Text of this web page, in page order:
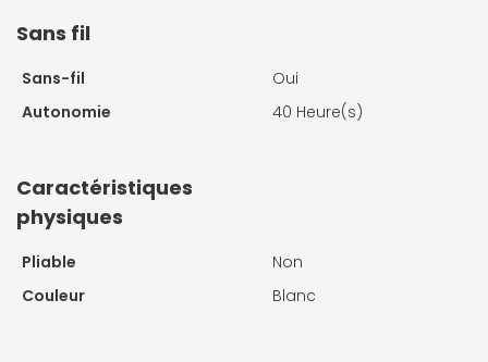
Sans fil
Sans-fil
Oui
Autonomie
40 Heure(s)
Caractéristiques
physiques
Pliable
Non
Couleur
Blanc